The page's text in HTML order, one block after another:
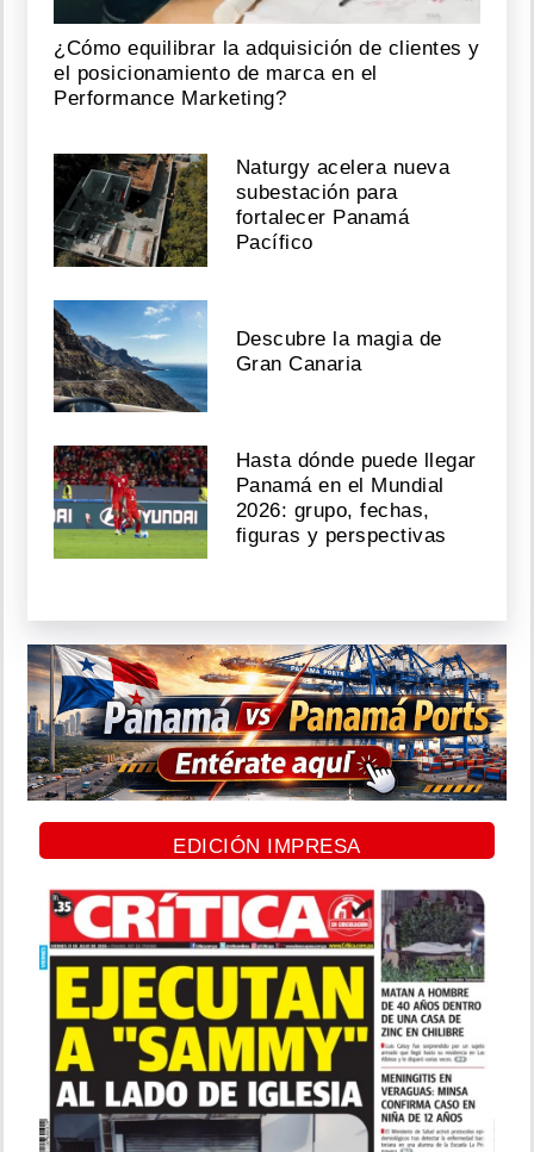
¿Cómo equilibrar la adquisición de clientes y
el posicionamiento de marca en el
Performance Marketing?
Naturgy acelera nueva
subestación para
fortalecer Panamá
Pacífico
Descubre la magia de
Gran Canaria
Hasta dónde puede llegar
Panamá en el Mundial
2026: grupo, fechas,
figuras y perspectivas
EDICIÓN IMPRESA